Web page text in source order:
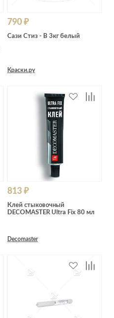
790 ₽
Сази Стиз - В 3кг белый
Краски.ру
813 ₽
Клей стыковочный
DECOMASTER Ultra Fix 80 мл
Decomaster